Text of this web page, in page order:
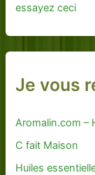
essayez ceci
Je vous
Aromalin.com –
C fait Maison
Huiles